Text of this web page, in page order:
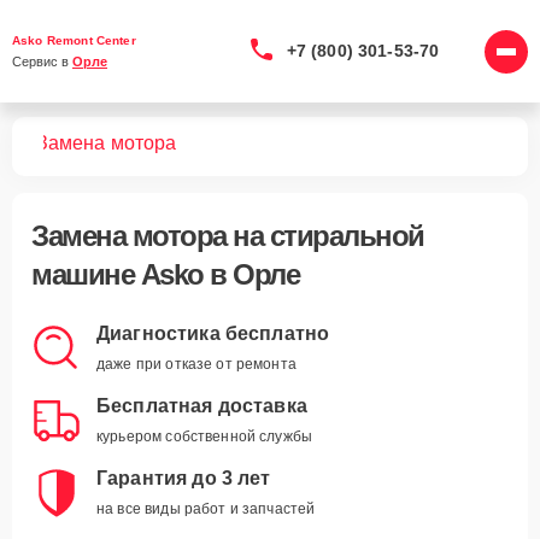
Asko Remont Center
Сервис в Орле
+7 (800) 301-53-70
Замена мотора
Замена моторана стиральной
машине Asko в Орле
Диагностика бесплатно
даже при отказе от ремонта
Бесплатная доставка
курьером собственной службы
Гарантия до 3 лет
на все виды работ и запчастей